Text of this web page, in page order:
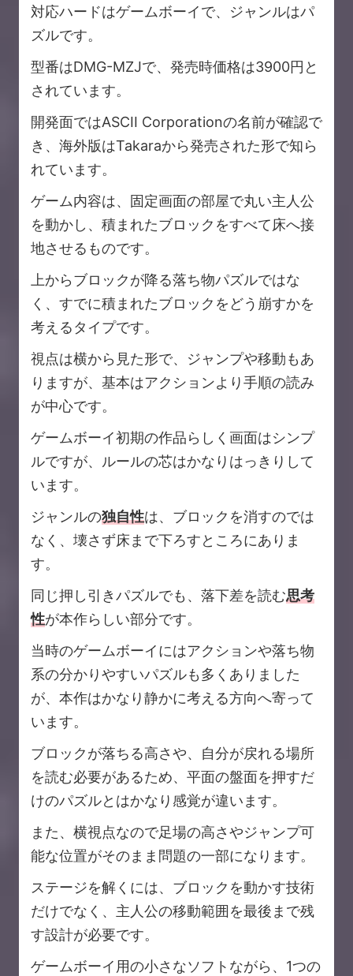
対応ハードはゲームボーイで、ジャンルはパ
ズルです。
型番はDMG-MZJで、発売時価格は3900円と
されています。
開発面ではASCII Corporationの名前が確認で
き、海外版はTakaraから発売された形で知ら
れています。
ゲーム内容は、固定画面の部屋で丸い主人公
を動かし、積まれたブロックをすべて床へ接
地させるものです。
上からブロックが降る落ち物パズルではな
く、すでに積まれたブロックをどう崩すかを
考えるタイプです。
視点は横から見た形で、ジャンプや移動もあ
りますが、基本はアクションより手順の読み
が中心です。
ゲームボーイ初期の作品らしく画面はシンプ
ルですが、ルールの芯はかなりはっきりして
います。
ジャンルの独自性は、ブロックを消すのでは
なく、壊さず床まで下ろすところにありま
す。
同じ押し引きパズルでも、落下差を読む思考
性が本作らしい部分です。
当時のゲームボーイにはアクションや落ち物
系の分かりやすいパズルも多くありました
が、本作はかなり静かに考える方向へ寄って
います。
ブロックが落ちる高さや、自分が戻れる場所
を読む必要があるため、平面の盤面を押すだ
けのパズルとはかなり感覚が違います。
また、横視点なので足場の高さやジャンプ可
能な位置がそのまま問題の一部になります。
ステージを解くには、ブロックを動かす技術
だけでなく、主人公の移動範囲を最後まで残
す設計が必要です。
ゲームボーイ用の小さなソフトながら、1つの